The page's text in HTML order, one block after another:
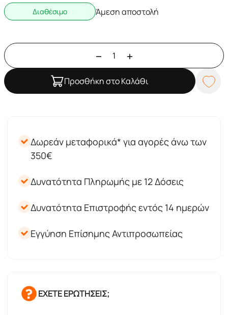
Διαθέσιμο Άμεση αποστολή
Προσθήκη στο Καλάθι
Δωρεάν μεταφορικά* για αγορές άνω των
350€
Δυνατότητα Πληρωμής με 12 Δόσεις
Δυνατότητα Επιστροφής εντός 14 ημερών
Εγγύηση Επίσημης Αντιπροσωπείας
ΕΧΕΤΕ ΕΡΩΤΗΣΕΙΣ;